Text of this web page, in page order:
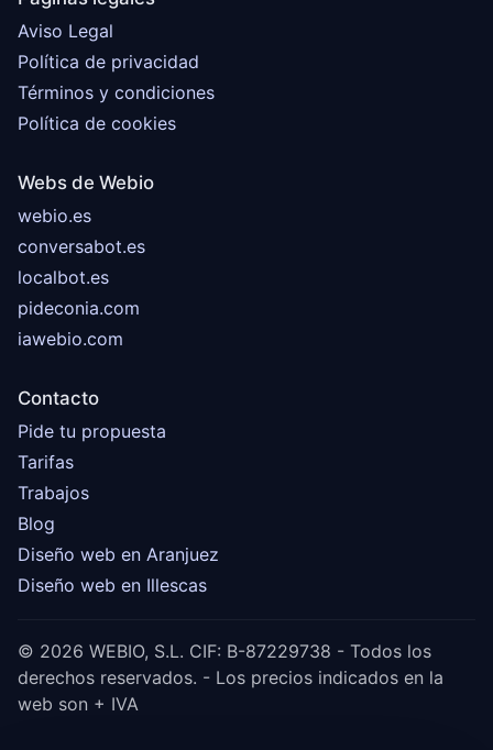
Aviso Legal
Política de privacidad
Términos y condiciones
Política de cookies
Webs de Webio
webio.es
conversabot.es
localbot.es
pideconia.com
iawebio.com
Contacto
Pide tu propuesta
Tarifas
Trabajos
Blog
Diseño web en Aranjuez
Diseño web en Illescas
© 2026 WEBIO, S.L. CIF: B-87229738 - Todos los
derechos reservados. - Los precios indicados en la
web son + IVA